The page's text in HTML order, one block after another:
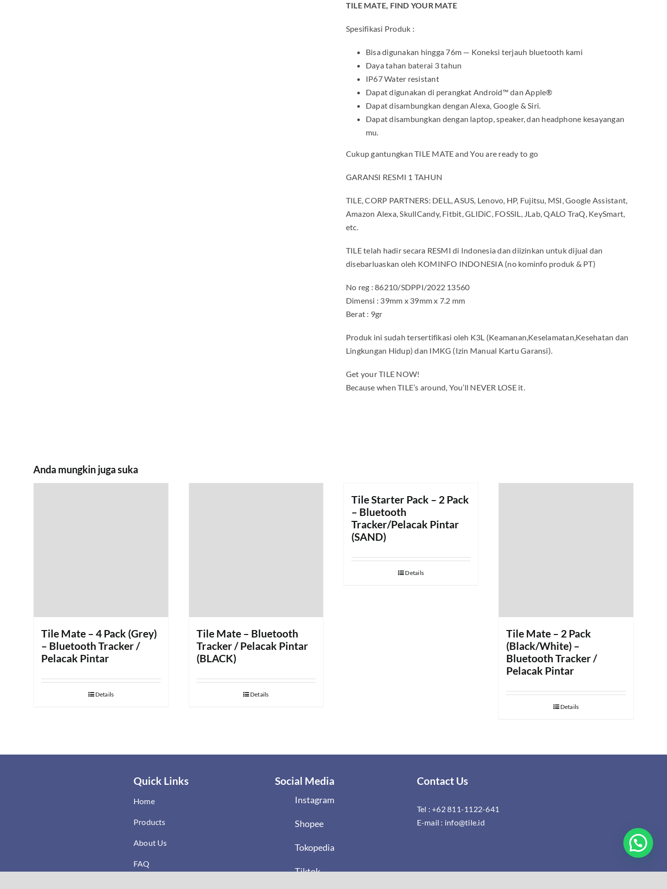
TILE MATE, FIND YOUR MATE
Spesifikasi Produk :
Bisa digunakan hingga 76m — Koneksi terjauh bluetooth kami
Daya tahan baterai 3 tahun
IP67 Water resistant
Dapat digunakan di perangkat Android™ dan Apple®
Dapat disambungkan dengan Alexa, Google & Siri.
Dapat disambungkan dengan laptop, speaker, dan headphone kesayangan
mu.
Cukup gantungkan TILE MATE and You are ready to go
GARANSI RESMI 1 TAHUN
TILE, CORP PARTNERS: DELL, ASUS, Lenovo, HP, Fujitsu, MSI, Google Assistant,
Amazon Alexa, SkullCandy, Fitbit, GLIDiC, FOSSIL, JLab, QALO TraQ, KeySmart,
etc.
TILE telah hadir secara RESMI di Indonesia dan diizinkan untuk dijual dan
disebarluaskan oleh KOMINFO INDONESIA (no kominfo produk & PT)
No reg : 86210/SDPPI/2022 13560
Dimensi : 39mm x 39mm x 7.2 mm
Berat : 9gr
Produk ini sudah tersertifikasi oleh K3L (Keamanan,Keselamatan,Kesehatan dan
Lingkungan Hidup) dan IMKG (Izin Manual Kartu Garansi).
Get your TILE NOW!
Because when TILE’s around, You’ll NEVER LOSE it.
Anda mungkin juga suka
Tile Mate – 4 Pack (Grey)
– Bluetooth Tracker /
Pelacak Pintar
Details
Tile Mate – Bluetooth
Tracker / Pelacak Pintar
(BLACK)
Details
Tile Starter Pack – 2 Pack
– Bluetooth
Tracker/Pelacak Pintar
(SAND)
Details
Tile Mate – 2 Pack
(Black/White) –
Bluetooth Tracker /
Pelacak Pintar
Details
Quick Links
Home
Products
About Us
FAQ
Social Media
Instagram
Shopee
Tokopedia
Tiktok
Contact Us
Tel :+62 811-1122-641
E-mail : info@tile.id